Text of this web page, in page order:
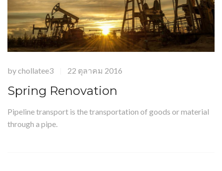
bychollatee3 22 ตุลาคม 2016
Spring Renovation
Pipeline transport is the transportation of goods or material
through a pipe.